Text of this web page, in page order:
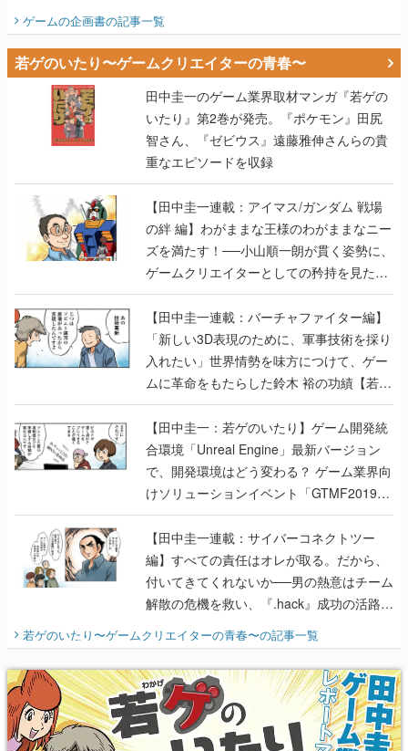
ゲームの企画書の記事一覧
若ゲのいたり〜ゲームクリエイターの青春〜
田中圭一のゲーム業界取材マンガ『若ゲの
いたり』第2巻が発売。『ポケモン』田尻
智さん、『ゼビウス』遠藤雅伸さんらの貴
重なエピソードを収録
【田中圭一連載：アイマス/ガンダム 戦場
の絆 編】わがままな王様のわがままなニー
ズを満たす！──小山順一朗が貫く姿勢に、
ゲームクリエイターとしての矜持を見た
【若ゲのいたり最終回】
【田中圭一連載：バーチャファイター編】
「新しい3D表現のために、軍事技術を採り
入れたい」世界情勢を味方につけて、ゲー
ムに革命をもたらした鈴木 裕の功績【若ゲ
のいたり】
【田中圭一：若ゲのいたり】ゲーム開発統
合環境「Unreal Engine」最新バージョン
で、開発環境はどう変わる？ ゲーム業界向
けソリューションイベント「GTMF2019」
に行って、より理解を深めよう【PR】
【田中圭一連載：サイバーコネクトツー
編】すべての責任はオレが取る。だから、
付いてきてくれないか──男の熱意はチーム
解散の危機を救い、『.hack』成功の活路を
『少年ジャンプ』色だった【若ゲのいた
り】
若ゲのいたり〜ゲームクリエイターの青春〜の記事一覧